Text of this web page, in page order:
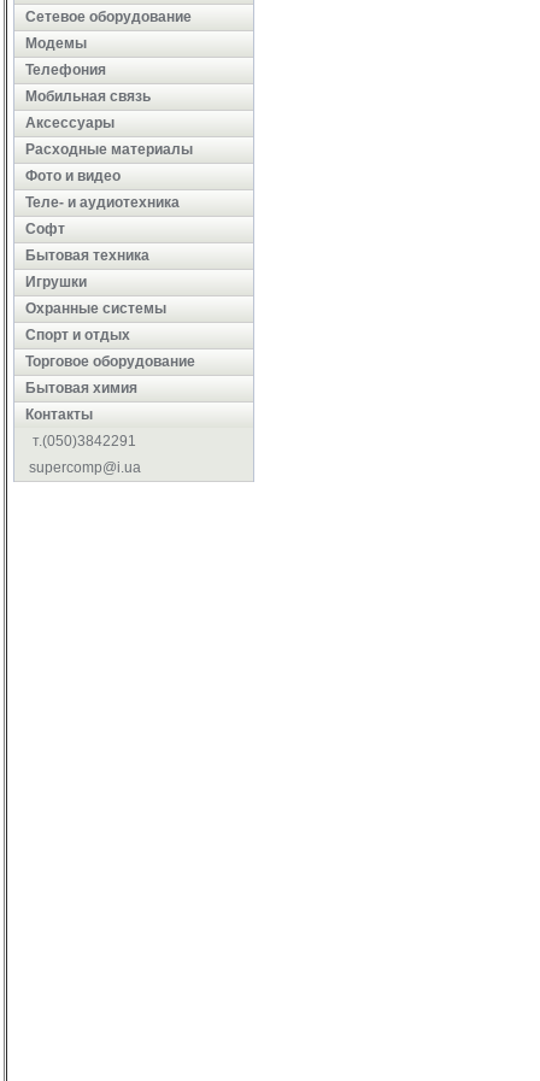
Сетевое оборудование
Модемы
Телефония
Мобильная связь
Аксессуары
Расходные материалы
Фото и видео
Теле- и аудиотехника
Софт
Бытовая техника
Игрушки
Охранные системы
Cпорт и отдых
Торговое оборудование
Бытовая химия
Контакты
т.(050)3842291
supercomp@i.ua